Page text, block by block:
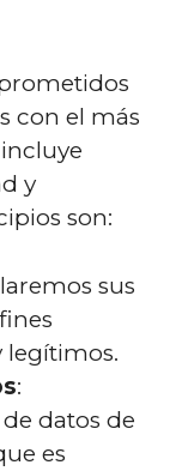
con el más
y
son:
sus
legítimos.
:
datos de
es